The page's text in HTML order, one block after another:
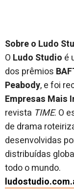
Sobre o Ludo
O Ludo Studio é
dos prêmios
Peabody, e foi
Empresas Mais
revista TIME. O
de drama
desenvolvidas
distribuídas
todo o mundo.